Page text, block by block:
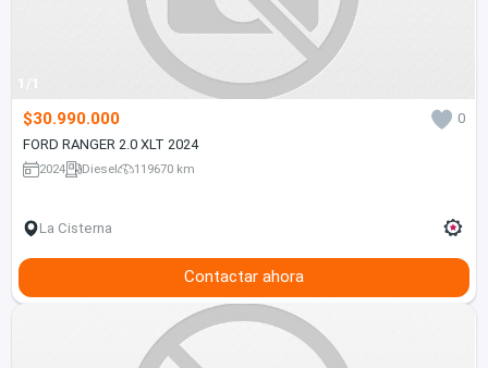
1/1
$30.990.000
0
FORD RANGER 2.0 XLT 2024
2024 Diesel 119670 km
La Cisterna
Contactar ahora